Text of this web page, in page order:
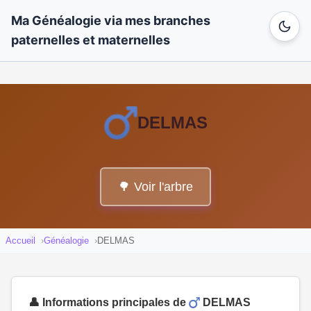
Ma Généalogie via mes branches
paternelles et maternelles
DELMAS
🌳 Voir l'arbre
Accueil Généalogie DELMAS
👤 Informations principales de DELMAS